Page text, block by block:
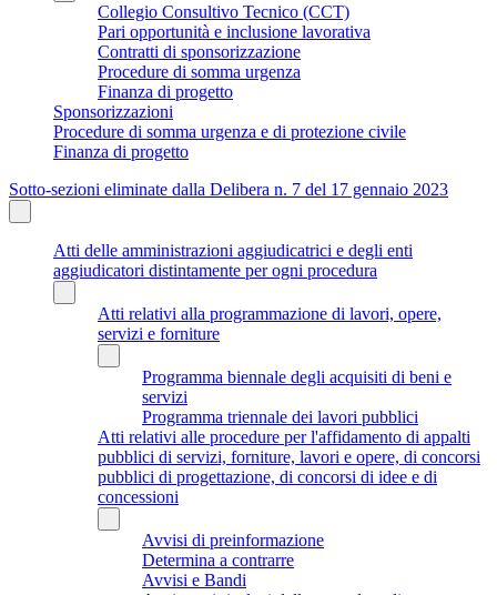
Collegio Consultivo Tecnico (CCT)
Pari opportunità e inclusione lavorativa
Contratti di sponsorizzazione
Procedure di somma urgenza
Finanza di progetto
Sponsorizzazioni
Procedure di somma urgenza e di protezione civile
Finanza di progetto
Sotto-sezioni eliminate dalla Delibera n. 7 del 17 gennaio 2023
Atti delle amministrazioni aggiudicatrici e degli enti
aggiudicatori distintamente per ogni procedura
Atti relativi alla programmazione di lavori, opere,
servizi e forniture
Programma biennale degli acquisiti di beni e
servizi
Programma triennale dei lavori pubblici
Atti relativi alle procedure per l'affidamento di appalti
pubblici di servizi, forniture, lavori e opere, di concorsi
pubblici di progettazione, di concorsi di idee e di
concessioni
Avvisi di preinformazione
Determina a contrarre
Avvisi e Bandi